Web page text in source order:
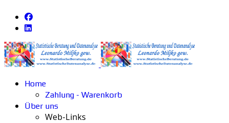
Home
Zahlung - Warenkorb
Über uns
Web-Links